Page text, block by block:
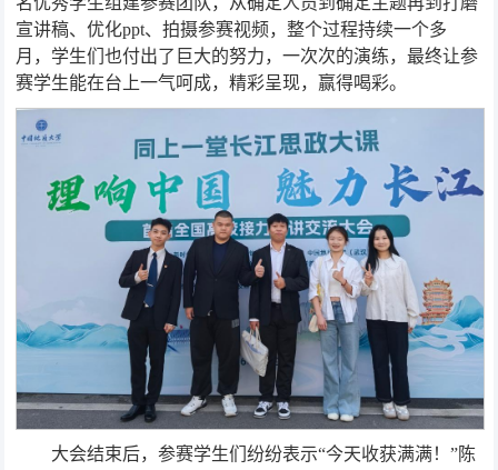
宣讲稿、优化ppt、拍摄参赛视频，整个过程持续一个多
月，学生们也付出了巨大的努力，一次次的演练，最终让参
赛学生能在台上一气呵成，精彩呈现，赢得喝彩。
大会结束后，参赛学生们纷纷表示“今天收获满满！”陈